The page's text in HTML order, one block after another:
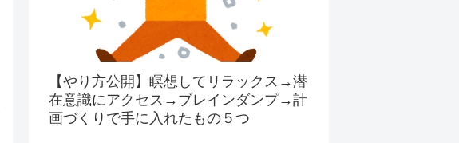
【やり方公開】瞑想してリラックス→潜
在意識にアクセス→ブレインダンプ→計
画づくりで手に入れたもの５つ